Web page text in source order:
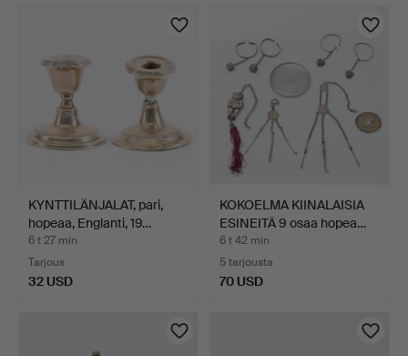
KYNTTILÄNJALAT, pari,
hopeaa, Englanti, 19…
6 t 27 min
Tarjous
32 USD
KOKOELMA KIINALAISIA
ESINEITÄ 9 osaa hopea…
6 t 42 min
5 tarjousta
70 USD